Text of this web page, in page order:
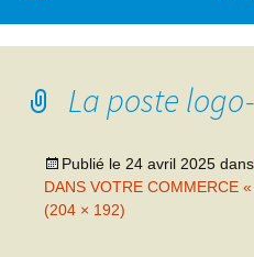
La poste
Publié le 24 avril 2025 dans
DANS VOTRE COMMERCE
(204 × 192)